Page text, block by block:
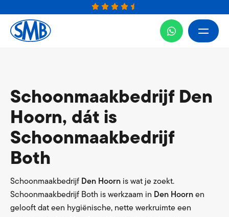
Schoonmaakbedrijf Den
Hoorn, dát is
Schoonmaakbedrijf
Both
Schoonmaakbedrijf Den Hoorn is wat je zoekt.
Schoonmaakbedrijf Both is werkzaam in Den Hoorn en
gelooft dat een hygiënische, nette werkruimte een